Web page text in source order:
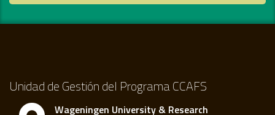
Unidad de Gestión del Programa CCAFS
Wageningen University & Research